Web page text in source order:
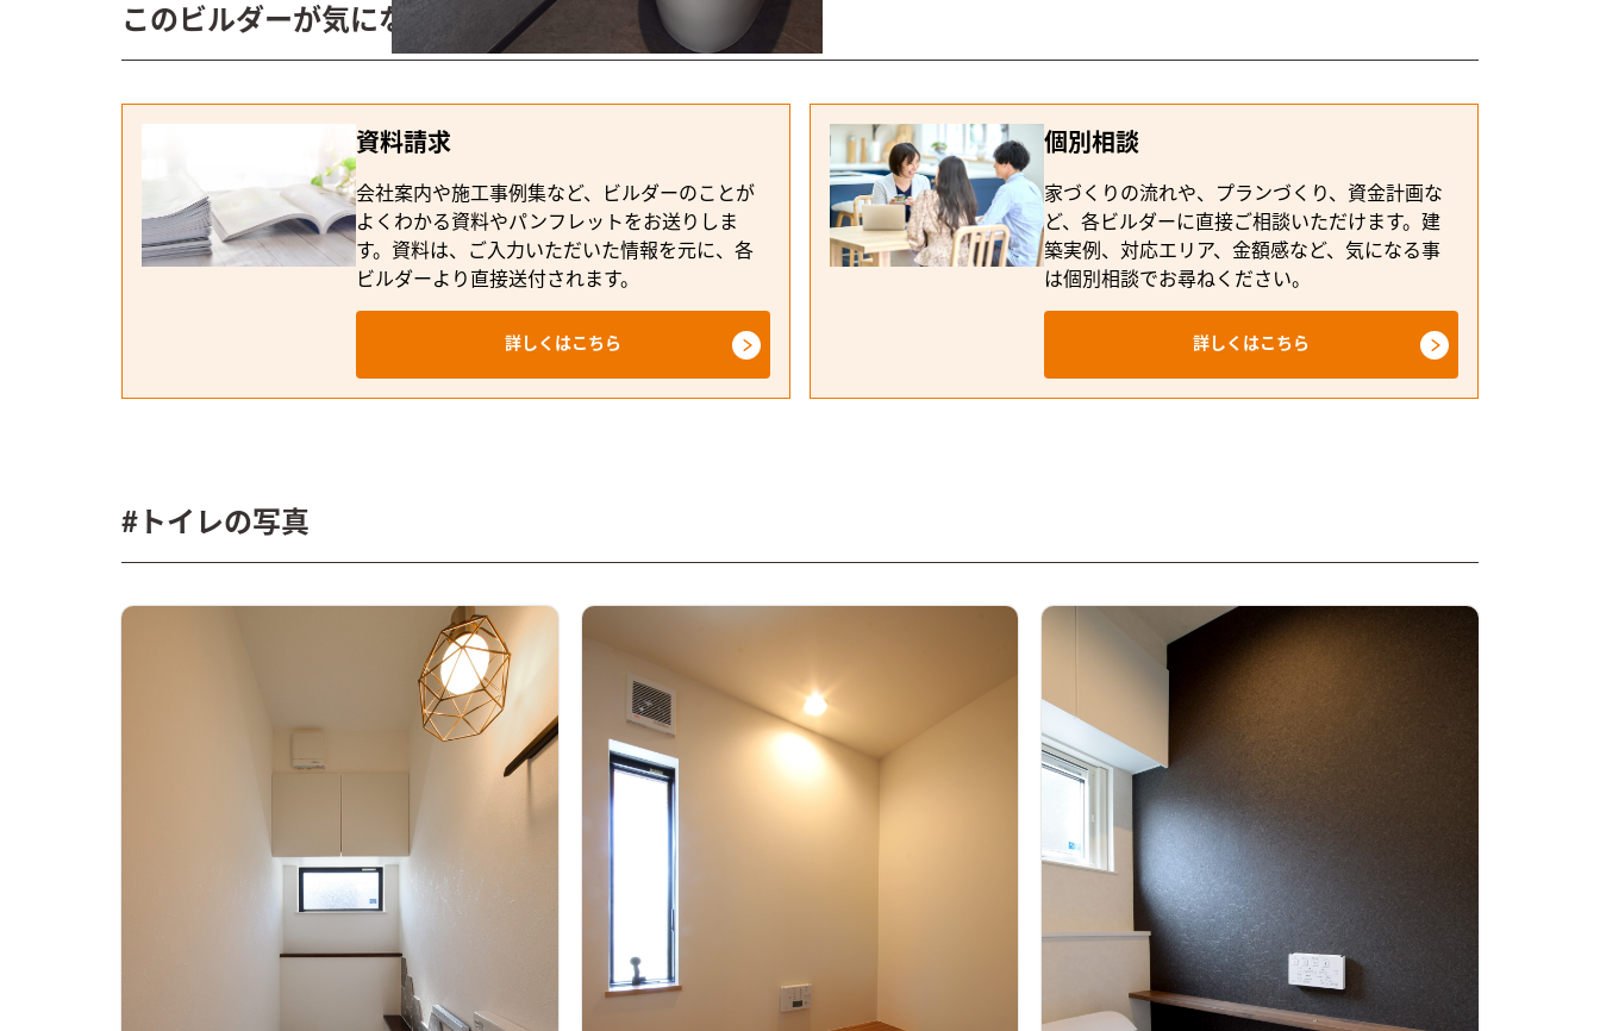
このビルダーが気になる方へ
資料請求
会社案内や施工事例集など、ビルダーのことが
よくわかる資料やパンフレットをお送りしま
す。資料は、ご入力いただいた情報を元に、各
ビルダーより直接送付されます。
詳しくはこちら
個別相談
家づくりの流れや、プランづくり、資金計画な
ど、各ビルダーに直接ご相談いただけます。建
築実例、対応エリア、金額感など、気になる事
は個別相談でお尋ねください。
詳しくはこちら
#トイレの写真